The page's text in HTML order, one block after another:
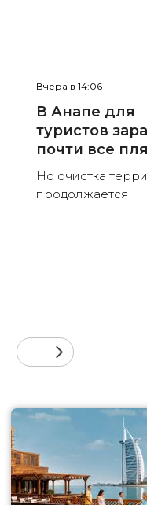
Вчера в 14:06
В Анапе для
туристов
почти все
Но очистка
продолжается